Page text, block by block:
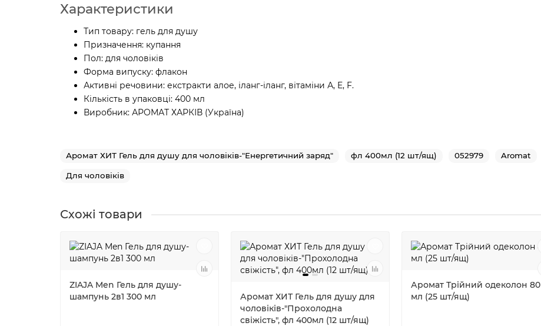
Характеристики
Тип товару: гель для душу
Призначення: купання
Пол: для чоловіків
Форма випуску: флакон
Активні речовини: екстракти алое, іланг-іланг, вітаміни А, E, F.
Кількість в упаковці: 400 мл
Виробник: АРОМАТ ХАРКІВ (Україна)
Аромат ХИТ Гель для душу для чоловіків-"Енергетичний заряд" фл 400мл (12 шт/ящ) 052979 Aromat
Для чоловіків
Схожі товари
ZIAJA Men Гель для душу-
шампунь 2в1 300 мл
Аромат ХИТ Гель для душу для
чоловіків-"Прохолодна
свіжість", фл 400мл (12 шт/ящ)
Аромат Трійний одеколон 80
мл (25 шт/ящ)